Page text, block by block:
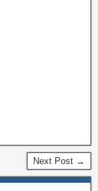
Next Post →